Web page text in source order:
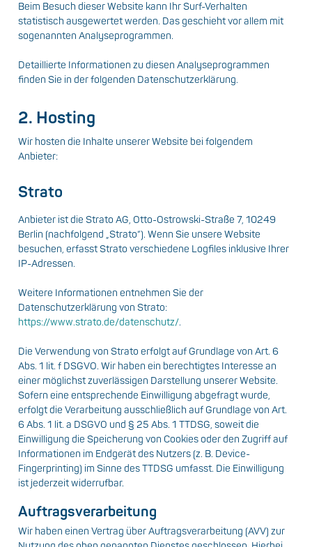
Beim Besuch dieser Website kann Ihr Surf-Verhalten
statistisch ausgewertet werden. Das geschieht vor allem mit
sogenannten Analyseprogrammen.
Detaillierte Informationen zu diesen Analyseprogrammen
finden Sie in der folgenden Datenschutzerklärung.
2. Hosting
Wir hosten die Inhalte unserer Website bei folgendem
Anbieter:
Strato
Anbieter ist die Strato AG, Otto-Ostrowski-Straße 7, 10249
Berlin (nachfolgend „Strato“). Wenn Sie unsere Website
besuchen, erfasst Strato verschiedene Logfiles inklusive Ihrer
IP-Adressen.
Weitere Informationen entnehmen Sie der
Datenschutzerklärung von Strato:
https://www.strato.de/datenschutz/.
Die Verwendung von Strato erfolgt auf Grundlage von Art. 6
Abs. 1 lit. f DSGVO. Wir haben ein berechtigtes Interesse an
einer möglichst zuverlässigen Darstellung unserer Website.
Sofern eine entsprechende Einwilligung abgefragt wurde,
erfolgt die Verarbeitung ausschließlich auf Grundlage von Art.
6 Abs. 1 lit. a DSGVO und § 25 Abs. 1 TTDSG, soweit die
Einwilligung die Speicherung von Cookies oder den Zugriff auf
Informationen im Endgerät des Nutzers (z. B. Device-
Fingerprinting) im Sinne des TTDSG umfasst. Die Einwilligung
ist jederzeit widerrufbar.
Auftragsverarbeitung
Wir haben einen Vertrag über Auftragsverarbeitung (AVV) zur